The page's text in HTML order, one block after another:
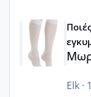
Μωράκια Μαΐου
Elk·